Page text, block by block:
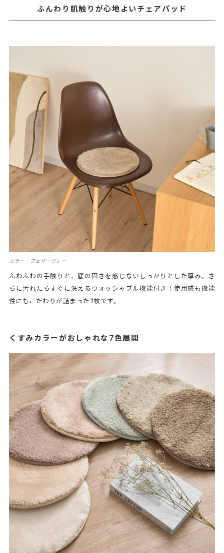
ふんわり肌触りが心地よいチェアパッド
カラー：フェザーグレー
ふわふわの手触りと、底の固さを感じないしっかりとした厚み。さ
らに汚れたらすぐに洗えるウォッシャブル機能付き！使用感も機能
性にもこだわりが詰まった1枚です。
くすみカラーがおしゃれな7色展開